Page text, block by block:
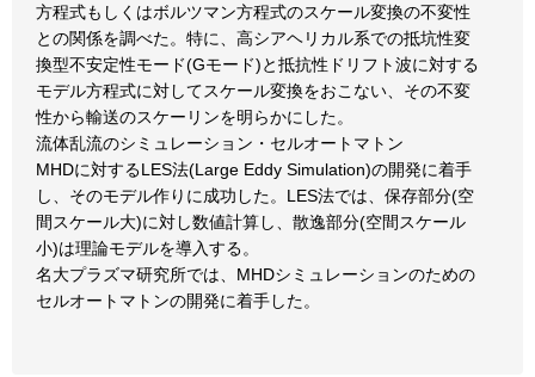
方程式もしくはボルツマン方程式のスケール変換の不変性
との関係を調べた。特に、高シアヘリカル系での抵坑性変
換型不安定性モード(Gモード)と抵抗性ドリフト波に対する
モデル方程式に対してスケール変換をおこない、その不変
性から輸送のスケーリンを明らかにした。
流体乱流のシミュレーション・セルオートマトン
MHDに対するLES法(Large Eddy Simulation)の開発に着手
し、そのモデル作りに成功した。LES法では、保存部分(空
間スケール大)に対し数値計算し、散逸部分(空間スケール
小)は理論モデルを導入する。
名大プラズマ研究所では、MHDシミュレーションのための
セルオートマトンの開発に着手した。